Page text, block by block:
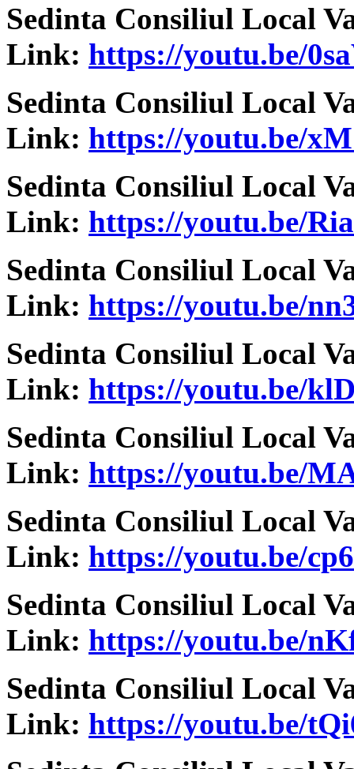
Sedinta Consiliul Local
Link: https://youtu.be/
Sedinta Consiliul Local
Link: https://youtu.be/
Sedinta Consiliul Local
Link: https://youtu.be/
Sedinta Consiliul Local
Link: https://youtu.be/
Sedinta Consiliul Local
Link: https://youtu.be/
Sedinta Consiliul Local
Link: https://youtu.be/
Sedinta Consiliul Local
Link: https://youtu.be/
Sedinta Consiliul Local
Link: https://youtu.be/
Sedinta Consiliul Local
Link: https://youtu.be/